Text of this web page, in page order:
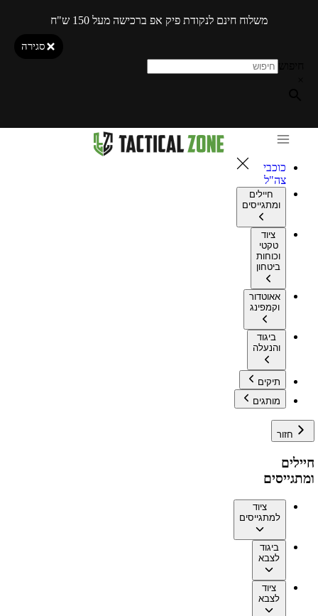
משלוח חינם לנקודת פיק אפ ברכישה מעל 150 ש"ח
סגירה
כוכבי
צה"ל
חיילים
ומתגייסים
ציוד
טקטי
וכוחות
ביטחון
אאוטדור
וקמפינג
ביגוד
והנעלה
תיקים
מותגים
חזור
חיילים
ומתגייסים
ציוד
למתגייסים
ביגוד
לצבא
ציוד
לצבא